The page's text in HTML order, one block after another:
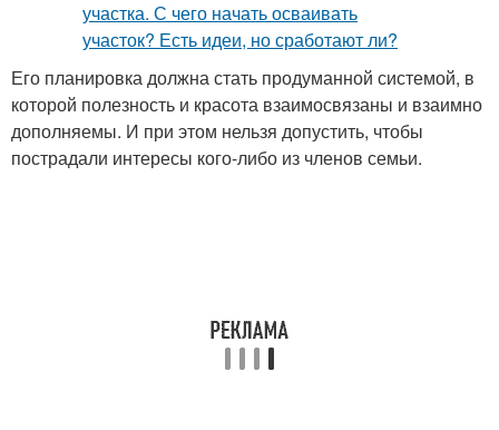
Его планировка должна стать продуманной системой, в
которой полезность и красота взаимосвязаны и взаимно
дополняемы. И при этом нельзя допустить, чтобы
пострадали интересы кого-либо из членов семьи.